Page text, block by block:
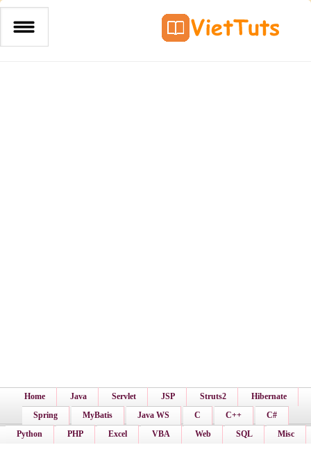
Home Java Servlet JSP Struts2
Hibernate
Spring
MyBatis Java WS C C++
C#
Python
PHP Excel VBA Web SQL Misc